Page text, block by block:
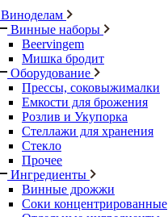
Виноделам
Винные наборы
Beervingem
Мишка бродит
Оборудование
Прессы, соковыжималки
Емкости для брожения
Розлив и Укупорка
Стеллажи для хранения
Стекло
Прочее
Ингредиенты
Винные дрожжи
Соки концентрированные